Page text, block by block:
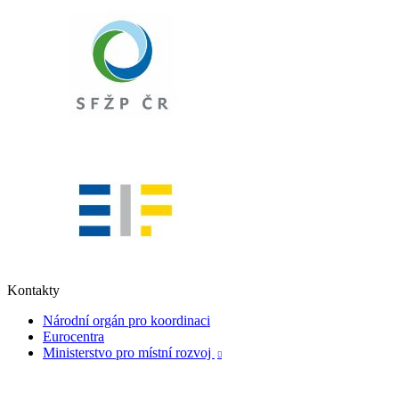
Kontakty
Národní orgán pro koordinaci
Eurocentra
Ministerstvo pro místní rozvoj
